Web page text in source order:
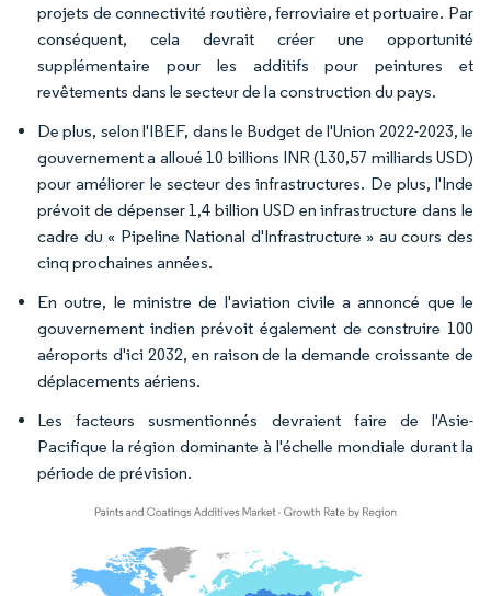
projets de connectivité routière, ferroviaire et portuaire. Par
conséquent, cela devrait créer une opportunité
supplémentaire pour les additifs pour peintures et
revêtements dans le secteur de la construction du pays.
De plus, selon l'IBEF, dans le Budget de l'Union 2022-2023, le
gouvernement a alloué 10 billions INR (130,57 milliards USD)
pour améliorer le secteur des infrastructures. De plus, l'Inde
prévoit de dépenser 1,4 billion USD en infrastructure dans le
cadre du « Pipeline National d'Infrastructure » au cours des
cinq prochaines années.
En outre, le ministre de l'aviation civile a annoncé que le
gouvernement indien prévoit également de construire 100
aéroports d'ici 2032, en raison de la demande croissante de
déplacements aériens.
Les facteurs susmentionnés devraient faire de l'Asie-
Pacifique la région dominante à l'échelle mondiale durant la
période de prévision.